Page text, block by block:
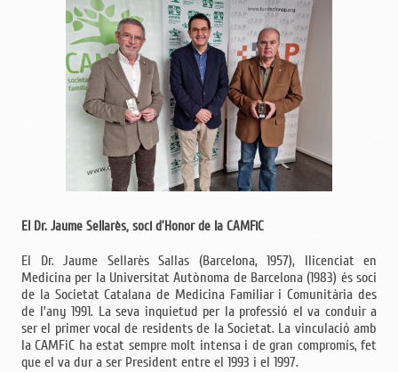
El Dr. Jaume Sellarès, soci d’Honor de la CAMFiC
El Dr. Jaume Sellarès Sallas (Barcelona, 1957), llicenciat en
Medicina per la Universitat Autònoma de Barcelona (1983) és soci
de la Societat Catalana de Medicina Familiar i Comunitària des
de l’any 1991. La seva inquietud per la professió el va conduir a
ser el primer vocal de residents de la Societat. La vinculació amb
la CAMFiC ha estat sempre molt intensa i de gran compromís, fet
que el va dur a ser President entre el 1993 i el 1997.